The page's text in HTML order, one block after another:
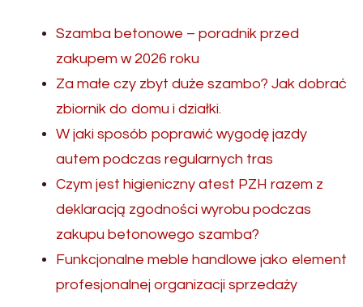
Szamba betonowe – poradnik przed
zakupem w 2026 roku
Za małe czy zbyt duże szambo? Jak dobrać
zbiornik do domu i działki.
W jaki sposób poprawić wygodę jazdy
autem podczas regularnych tras
Czym jest higieniczny atest PZH razem z
deklaracją zgodności wyrobu podczas
zakupu betonowego szamba?
Funkcjonalne meble handlowe jako element
profesjonalnej organizacji sprzedaży